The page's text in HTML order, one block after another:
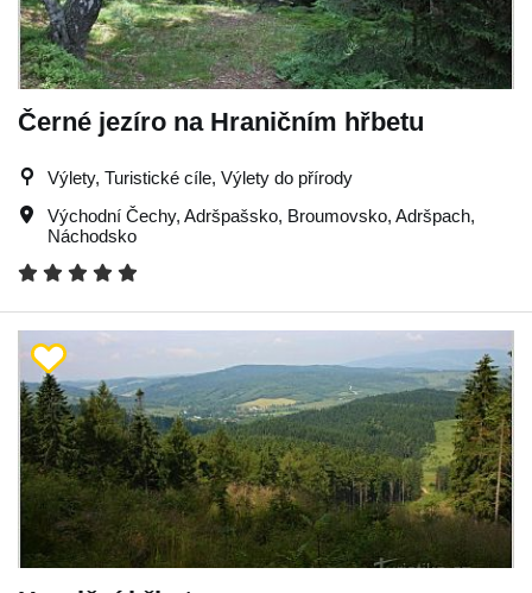
Černé jezíro na Hraničním hřbetu
Výlety, Turistické cíle, Výlety do přírody
Východní Čechy, Adršpašsko, Broumovsko, Adršpach,
Náchodsko